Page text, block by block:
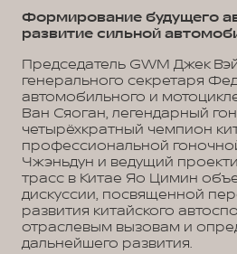
Формирование будущего
развитие сильной
Председатель GWM Джек
генерального секретаря
автомобильного и
Ван Сяоган, легендарный
четырёхкратный чемпион
профессиональной
Чжэньдун и ведущий
трасс в Китае Яо Цимин
дискуссии, посвященной
развития китайского
отраслевым вызовам и
дальнейшего развития.